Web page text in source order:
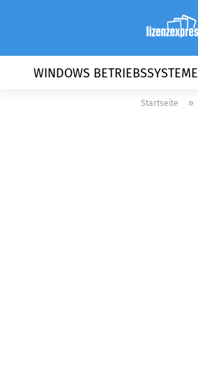
WINDOWS BETRIEBSSYSTEME
Startseite »